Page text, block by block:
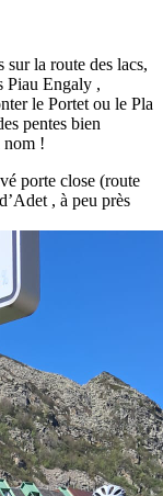
la route des lacs,
Piau Engaly ,
le Portet ou le Pla
pentes bien
nom !
porte close (route
, à peu près